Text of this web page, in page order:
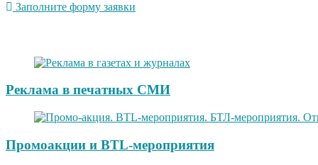
Заполните форму заявки
Реклама в печатных СМИ
Промоакции и BTL-мероприятия